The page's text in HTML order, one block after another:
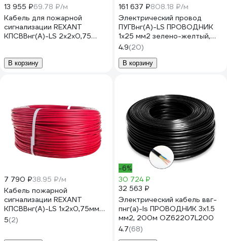
13 955 ₽69.78 ₽/м
Кабель для пожарной
сигнализации REXANT
КПСВВнг(А)-LS 2x2x0,75
В корзину
161 637 ₽808.18 ₽/м
Электрический провод
ПУГВнг(А)-LS ПРОВОДНИК
1x25 мм2 зелено-желтый,
200м OZ249940L200
4.9(20)
В корзину
7 790 ₽38.95 ₽/м
Кабель пожарной
сигнализации REXANT
КПСВВнг(А)-LS 1x2x0,75мм2,
200м 01-4861
5(2)
-6%
30 724 ₽
32 563 ₽
Электрический кабель ввг-
пнг(a)-ls ПРОВОДНИК 3x1.5
мм2, 200м OZ62207L200
4.7(68)